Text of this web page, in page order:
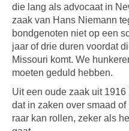
die lang als advocaat in
zaak van Hans Niemann
bondgenoten niet op een
jaar of drie duren voordat
Missouri komt. We
moeten geduld hebben.
Uit een oude zaak uit
dat in zaken over smaad
raar kan rollen, zeker als